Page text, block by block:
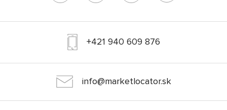
+421 940 609 876
info@marketlocator.sk